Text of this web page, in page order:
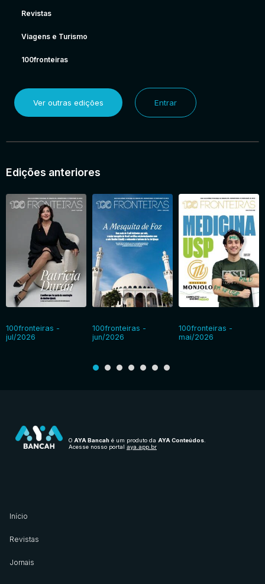
Revistas
Viagens e Turismo
100fronteiras
Ver outras edições Entrar
Edições anteriores
100fronteiras -
jul/2026
100fronteiras -
jun/2026
100fronteiras -
mai/2026
O AYA Bancah é um produto da AYA Conteúdos.
Acesse nosso portal aya.app.br
Início
Revistas
Jornais